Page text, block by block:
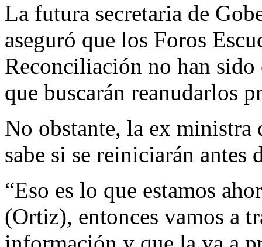
La futura secretaria de
aseguró que los Foros
Reconciliación no han
que buscarán reanudarlos
No obstante, la ex ministra
sabe si se reiniciarán antes
“Eso es lo que estamos
(Ortiz), entonces vamos a